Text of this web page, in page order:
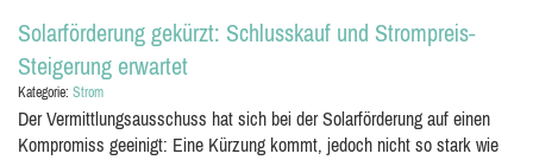
Solarförderung gekürzt: Schlusskauf und Strompreis-
Steigerung erwartet
Kategorie: Strom
Der Vermittlungsausschuss hat sich bei der Solarförderung auf einen
Kompromiss geeinigt: Eine Kürzung kommt, jedoch nicht so stark wie